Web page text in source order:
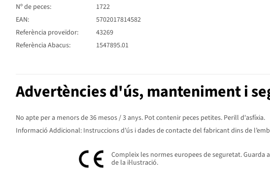
Nº de peces:
1722
EAN:
5702017814582
Referència proveïdor:
43269
Referència Abacus:
1547895.01
Advertències d'ús, manteniment i
No apte per a menors de 36 mesos / 3 anys. Pot contenir peces petites. Perill d'asfíxia.
Informació Addicional: Instruccions d’ús i dades de contacte del fabricant dins de
Compleix les normes europees de seguretat.
de la il·lustració.